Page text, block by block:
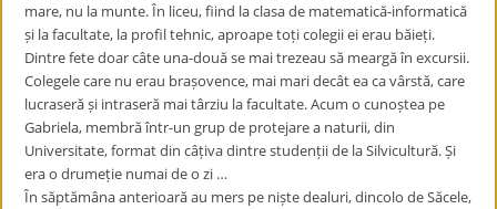
mare, nu la munte. În liceu, fiind la clasa de matematică-informatică
și la facultate, la profil tehnic, aproape toți colegii ei erau băieți.
Dintre fete doar câte una-două se mai trezeau să meargă în excursii.
Colegele care nu erau brașovence, mai mari decât ea ca vârstă, care
lucraseră și intraseră mai târziu la facultate. Acum o cunoștea pe
Gabriela, membră într-un grup de protejare a naturii, din
Universitate, format din câțiva dintre studenții de la Silvicultură. Și
era o drumeție numai de o zi …
În săptămâna anterioară au mers pe niște dealuri, dincolo de Săcele,